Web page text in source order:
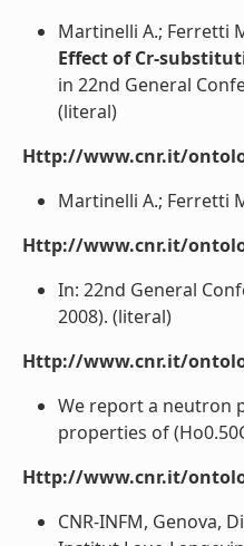
Martinelli A.; Ferretti
Effect of Cr-
in 22nd General
(literal)
Http://www.cnr.it/
Martinelli A.; Ferretti
Http://www.cnr.it/
In: 22nd General
2008). (literal)
Http://www.cnr.it/
We report a neutron
properties of
Http://www.cnr.it/
CNR-INFM, Genova,